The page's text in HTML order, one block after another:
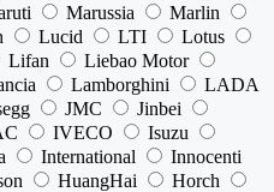
Marussia
Marlin
Lucid LTI
Lotus
Lifan
Liebao Motor
Lamborghini
LADA
JMC
Jinbei
IVECO
Isuzu
International
Innocenti
HuangHai
Horch